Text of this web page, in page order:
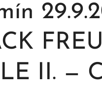
II. —